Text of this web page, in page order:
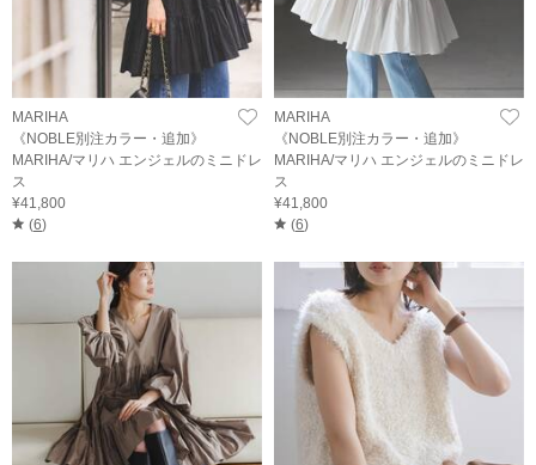
MARIHA
《NOBLE別注カラー・追加》
MARIHA/マリハ エンジェルのミニドレ
ス
¥41,800
(6)
MARIHA
《NOBLE別注カラー・追加》
MARIHA/マリハ エンジェルのミニドレ
ス
¥41,800
(6)